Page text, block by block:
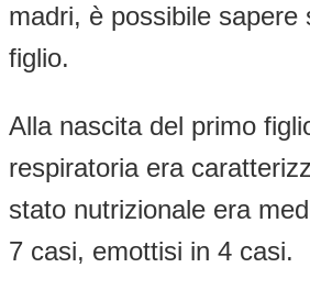
madri, è possibile
figlio.
Alla nascita del primo
respiratoria era
stato nutrizionale era
7 casi, emottisi in 4 casi.